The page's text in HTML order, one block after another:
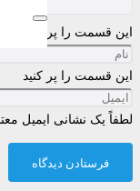
این قسمت را پر کنید
این قسمت را پر کنید
لطفاً یک نشانی ایمیل
فرستادن دیدگاه